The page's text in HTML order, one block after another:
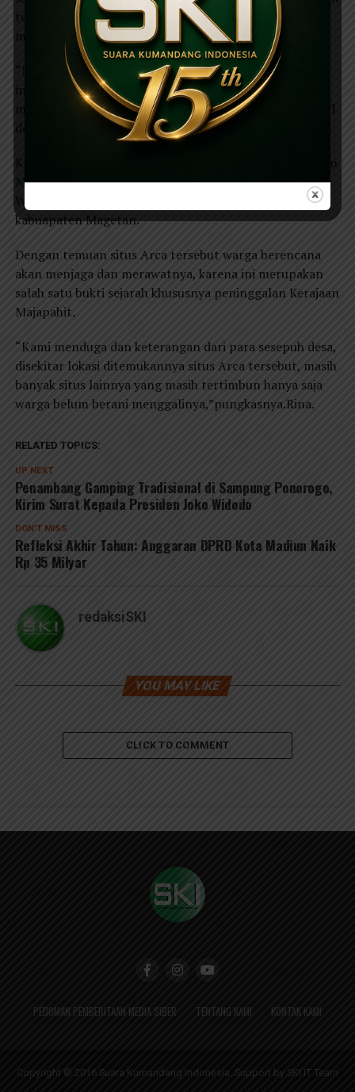
tersebut dijadikan Padepokan Ki hajar Wonokoso untuk
memberikan ilmu kesaktian kepada muridnya.
“Memang dulu pada jaman kerajaan Majapahit tempat
ini merupakan Padepokan Ki Hajar Wonokoso, untuk
memberi ilmu kesaktian kepada muridnya yang terkenal
dengan sebutan ilmu Sepi Angin” terang Supono
Ki Hajar Wonosoko merupakan resi pada jaman Kerajaan
Majapahit, sekaligus tokoh yang membabat Dukuh
Wonomulyo, Desa Genilangit, Kecamatan Poncol,
kabuapaten Magetan.
Dengan temuan situs Arca tersebut warga berencana
akan menjaga dan merawatnya, karena ini merupakan
salah satu bukti sejarah khususnya peninggalan Kerajaan
Majapahit.
“Kami menduga dan keterangan dari para sesepuh desa,
disekitar lokasi ditemukannya situs Arca tersebut, masih
banyak situs lainnya yang masih tertimbun hanya saja
warga belum berani menggalinya,”pungkasnya.Rina.
RELATED TOPICS:
UP NEXT
Penambang Gamping Tradisional di Sampung Ponorogo,
Kirim Surat Kepada Presiden Joko Widodo
DON'T MISS
Refleksi Akhir Tahun: Anggaran DPRD Kota Madiun Naik
Rp 35 Milyar
redaksiSKI
YOU MAY LIKE
CLICK TO COMMENT
PEDOMAN PEMBERITAAN MEDIA SIBER TENTANG KAMI KONTAK KAMI
Copyright © 2016 Suara Kumandang Indonesia. Support by SKI IT Team